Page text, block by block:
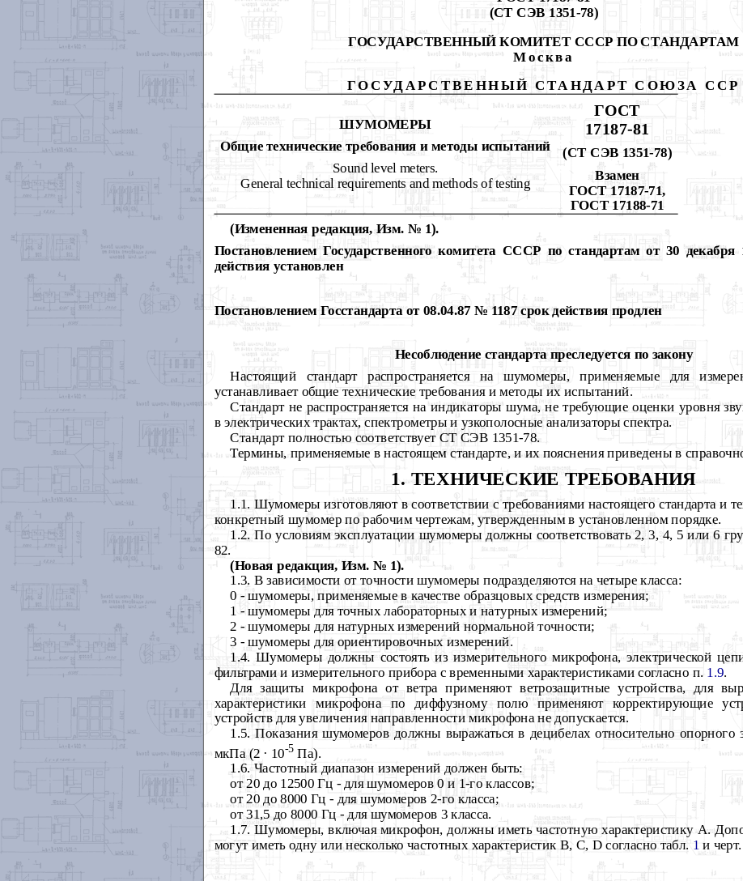
(СТ СЭВ 1351-78)
ГОСУДАРСТВЕННЫЙ КОМИТЕТ СССР ПО СТАНДАРТАМ
Москва
ГОСУДАРСТВЕННЫЙ СТАНДАРТ СОЮЗА ССР
ШУМОМЕРЫ
Общие технические требования и методы испытаний
Sound level meters.
General technical requirements and methods of testing
ГОСТ
17187-81
(CT СЭВ 1351-78)
Взамен
ГОСТ 17187-71,
ГОСТ 17188-71
(Измененная редакция, Изм. № 1).
Постановлением Государственного комитета СССР по стандартам от 30
действия установлен
Постановлением Госстандарта от 08.04.87 № 1187 срок действия продлен
Несоблюдение стандарта преследуется по закону
Настоящий стандарт распространяется на шумомеры, применяемые для
устанавливает общие технические требования и методы их испытаний.
Стандарт не распространяется на индикаторы шума, не требующие оценки уровня
в электрических трактах, спектрометры и узкополосные анализаторы спектра.
Стандарт полностью соответствует СТ СЭВ 1351-78.
Термины, применяемые в настоящем стандарте, и их пояснения приведены в
1. ТЕХНИЧЕСКИЕ ТРЕБОВАНИЯ
1.1. Шумомеры изготовляют в соответствии с требованиями настоящего стандарта и
конкретный шумомер по рабочим чертежам, утвержденным в установленном порядке.
1.2. По условиям эксплуатации шумомеры должны соответствовать 2, 3, 4, 5 или 6
82.
(Новая редакция, Изм. № 1).
1.3. В зависимости от точности шумомеры подразделяются на четыре класса:
0 - шумомеры, применяемые в качестве образцовых средств измерения;
1 - шумомеры для точных лабораторных и натурных измерений;
2 - шумомеры для натурных измерений нормальной точности;
3 - шумомеры для ориентировочных измерений.
1.4. Шумомеры должны состоять из измерительного микрофона, электрической
фильтрами и измерительного прибора с временными характеристиками согласно п. 1.9.
Для защиты микрофона от ветра применяют ветрозащитные устройства, для
характеристики микрофона по диффузному полю применяют корректирующие
устройств для увеличения направленности микрофона не допускается.
1.5. Показания шумомеров должны выражаться в децибелах относительно опорного
мкПа (2 · 10-5 Па).
1.6. Частотный диапазон измерений должен быть:
от 20 до 12500 Гц - для шумомеров 0 и 1-го классов;
от 20 до 8000 Гц - для шумомеров 2-го класса;
от 31,5 до 8000 Гц - для шумомеров 3 класса.
1.7.Шумомеры, включая микрофон, должны иметь частотную характеристику А.
могут иметь одну или несколько частотных характеристик В, С, D согласно табл. 1 и черт.